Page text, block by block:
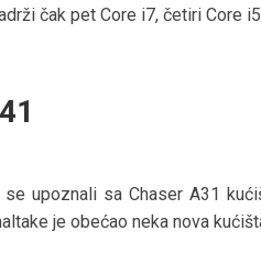
čak pet Core i7, četiri Core
upoznali sa Chaser A31
je obećao neka nova